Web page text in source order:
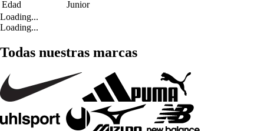
Edad
Junior
Loading...
Loading...
Todas nuestras marcas